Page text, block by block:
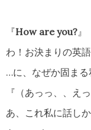
『How are you? 』
わ！お決まりの英
…に、なぜか固まる
『（あっっ、、え
あ、これ私に話し